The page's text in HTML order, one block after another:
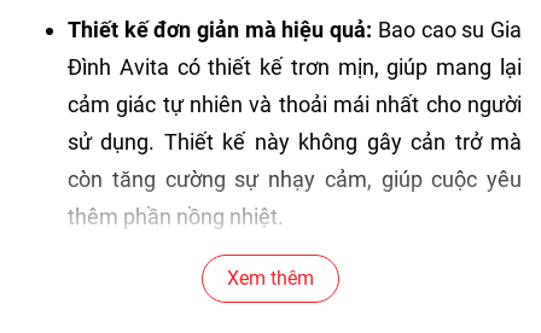
Thiết kế đơn giản mà hiệu quả: Bao cao su Gia
Đình Avita có thiết kế trơn mịn, giúp mang lại
cảm giác tự nhiên và thoải mái nhất cho người
sử dụng. Thiết kế này không gây cản trở mà
còn tăng cường sự nhạy cảm, giúp cuộc yêu
thêm phần nồng nhiệt.
Chất lượng đảm bảo:Sản phẩm được làm từ
cao su tự nhiên cao cấp, không chứa các chất
Xem thêm